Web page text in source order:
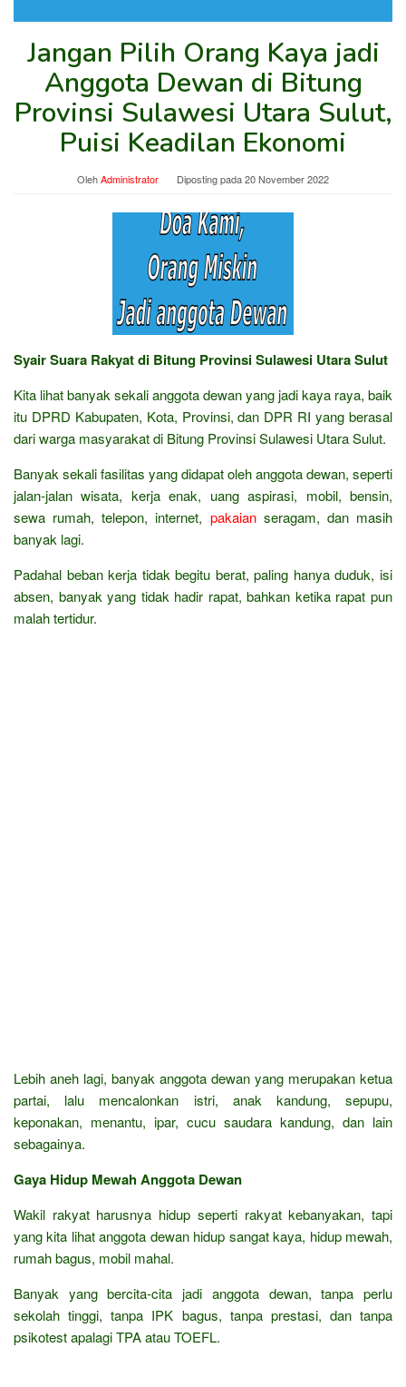
Jangan Pilih Orang Kaya jadi
Anggota Dewan di Bitung
Provinsi Sulawesi Utara Sulut,
Puisi Keadilan Ekonomi
OlehAdministrator Diposting pada20 November 2022
Syair Suara Rakyat di Bitung Provinsi Sulawesi Utara Sulut
Kita lihat banyak sekali anggota dewan yang jadi kaya raya, baik
itu DPRD Kabupaten, Kota, Provinsi, dan DPR RI yang berasal
dari warga masyarakat di Bitung Provinsi Sulawesi Utara Sulut.
Banyak sekali fasilitas yang didapat oleh anggota dewan, seperti
jalan-jalan wisata, kerja enak, uang aspirasi, mobil, bensin,
sewa rumah, telepon, internet, pakaianseragam, dan masih
banyak lagi.
Padahal beban kerja tidak begitu berat, paling hanya duduk, isi
absen, banyak yang tidak hadir rapat, bahkan ketika rapat pun
malah tertidur.
Lebih aneh lagi, banyak anggota dewan yang merupakan ketua
partai, lalu mencalonkan istri, anak kandung, sepupu,
keponakan, menantu, ipar, cucu saudara kandung, dan lain
sebagainya.
Gaya Hidup Mewah Anggota Dewan
Wakil rakyat harusnya hidup seperti rakyat kebanyakan, tapi
yang kita lihat anggota dewan hidup sangat kaya, hidup mewah,
rumah bagus, mobil mahal.
Banyak yang bercita-cita jadi anggota dewan, tanpa perlu
sekolah tinggi, tanpa IPK bagus, tanpa prestasi, dan tanpa
psikotest apalagi TPA atau TOEFL.